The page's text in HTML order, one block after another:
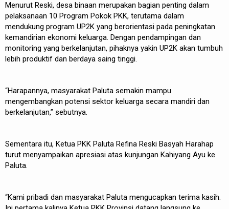
Menurut Reski, desa binaan merupakan bagian penting dalam
pelaksanaan 10 Program Pokok PKK, terutama dalam
mendukung program UP2K yang berorientasi pada peningkatan
kemandirian ekonomi keluarga. Dengan pendampingan dan
monitoring yang berkelanjutan, pihaknya yakin UP2K akan tumbuh
lebih produktif dan berdaya saing tinggi.
“Harapannya, masyarakat Paluta semakin mampu
mengembangkan potensi sektor keluarga secara mandiri dan
berkelanjutan,” sebutnya.
Sementara itu, Ketua PKK Paluta Refina Reski Basyah Harahap
turut menyampaikan apresiasi atas kunjungan Kahiyang Ayu ke
Paluta.
“Kami pribadi dan masyarakat Paluta mengucapkan terima kasih.